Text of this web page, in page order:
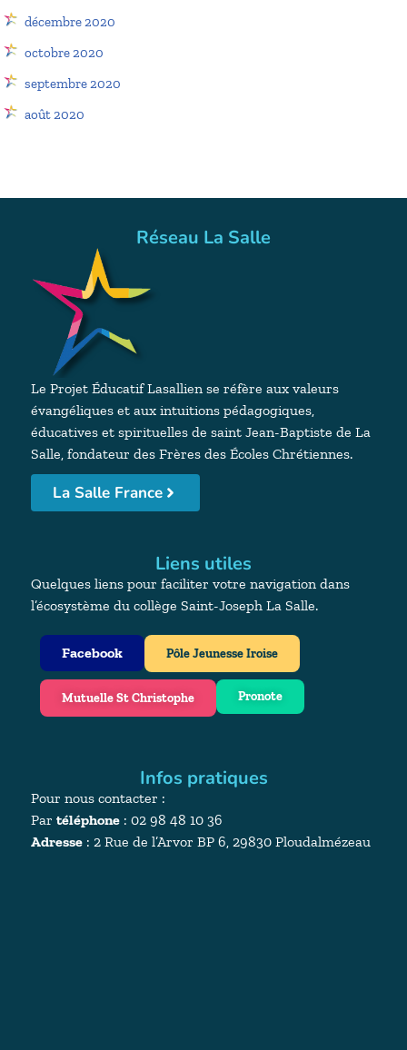
décembre 2020
octobre 2020
septembre 2020
août 2020
Réseau La Salle
Le Projet Éducatif Lasallien se réfère aux valeurs
évangéliques et aux intuitions pédagogiques,
éducatives et spirituelles de saint Jean-Baptiste de La
Salle, fondateur des Frères des Écoles Chrétiennes.
La Salle France
Liens utiles
Quelques liens pour faciliter votre navigation dans
l’écosystème du collège Saint-Joseph La Salle.
Facebook Pôle Jeunesse Iroise
Mutuelle St Christophe Pronote
Infos pratiques
Pour nous contacter :
Par téléphone : 02 98 48 10 36
Adresse : 2 Rue de l’Arvor BP 6, 29830 Ploudalmézeau